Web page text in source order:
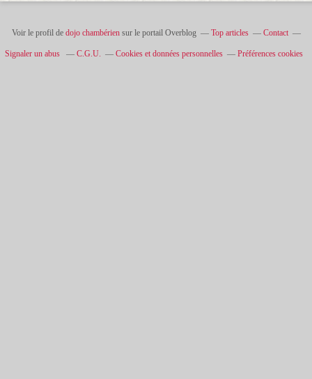
Voir le profil de dojo chambériensur le portail Overblog Top articles Contact
Signaler un abus C.G.U. Cookies et données personnelles Préférences cookies